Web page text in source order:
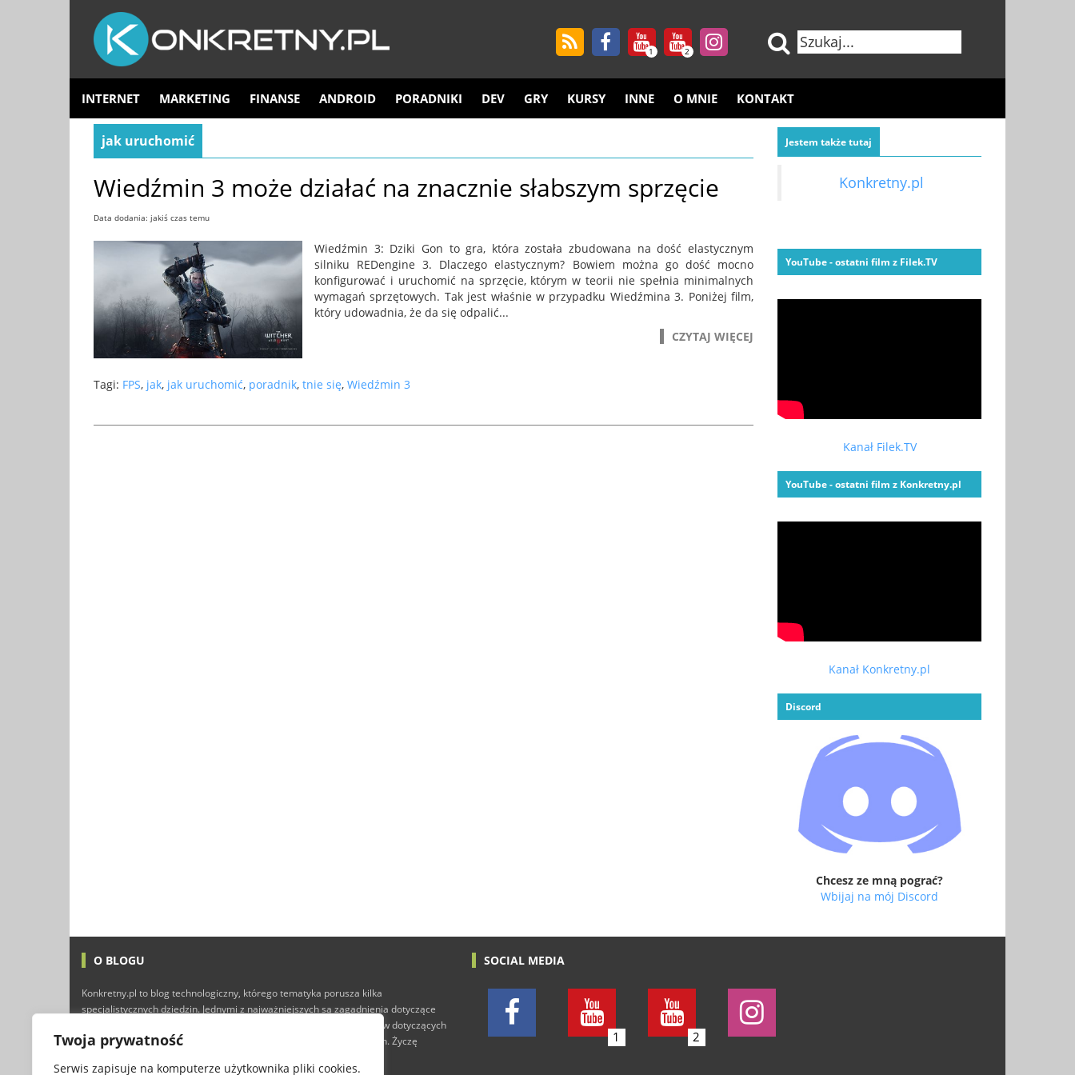
Twoja prywatność
Serwis zapisuje na komputerze użytkownika pliki cookies.
1 2
INTERNET MARKETING FINANSE ANDROID PORADNIKI DEV GRY KURSY INNE O MNIE KONTAKT
jak uruchomić
Wiedźmin 3 może działać na znacznie słabszym sprzęcie
Data dodania: jakiś czas temu
Wiedźmin 3: Dziki Gon to gra, która została zbudowana na dość elastycznym
silniku REDengine 3. Dlaczego elastycznym? Bowiem można go dość mocno
konfigurować i uruchomić na sprzęcie, którym w teorii nie spełnia minimalnych
wymagań sprzętowych. Tak jest właśnie w przypadku Wiedźmina 3. Poniżej film,
który udowadnia, że da się odpalić...
CZYTAJ WIĘCEJ
Tagi: FPS, jak, jak uruchomić, poradnik, tnie się, Wiedźmin 3
Jestem także tutaj
Konkretny.pl
YouTube - ostatni film z Filek.TV
Kanał Filek.TV
YouTube - ostatni film z Konkretny.pl
Kanał Konkretny.pl
Discord
Chcesz ze mną pograć?
Wbijaj na mój Discord
O BLOGU
Konkretny.pl to blog technologiczny, którego tematyka porusza kilka
specjalistycznych dziedzin. Jednymi z najważniejszych są zagadnienia dotyczące
technologii i Internetu, ale nie brakuje tutaj również typowych tekstów dotyczących
finansów, marketingu, programowania, a nawet gier komputerowych. Życzę
SOCIAL MEDIA
1 2